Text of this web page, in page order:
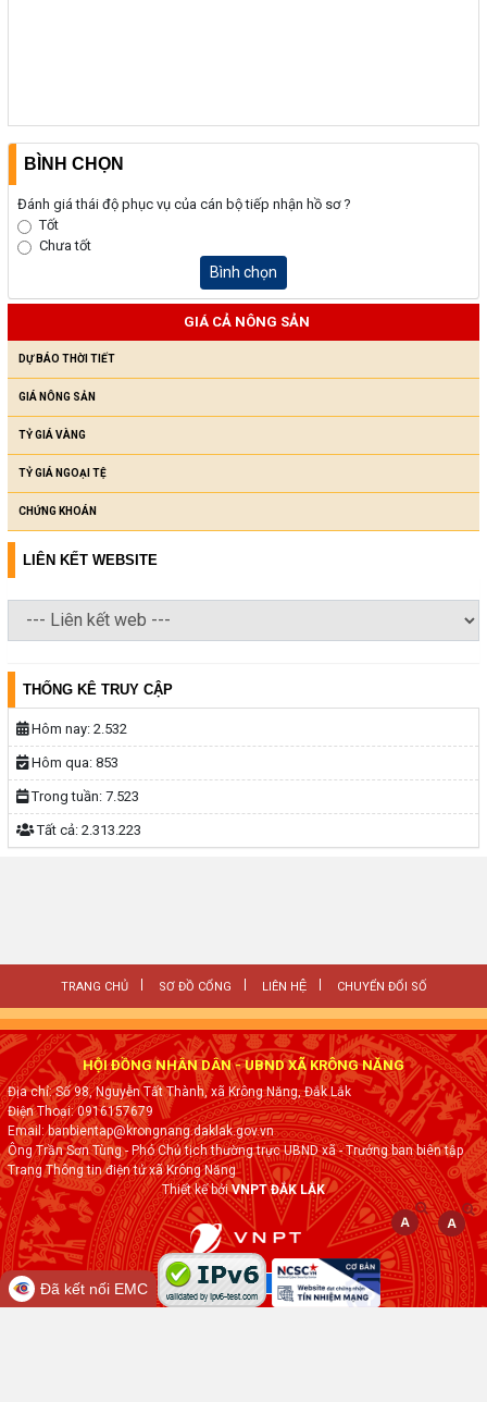
BÌNH CHỌN
Đánh giá thái độ phục vụ của cán bộ tiếp nhận hồ sơ ?
Tốt
Chưa tốt
Bình chọn
GIÁ CẢ NÔNG SẢN
DỰ BÁO THỜI TIẾT
GIÁ NÔNG SẢN
TỶ GIÁ VÀNG
TỶ GIÁ NGOẠI TỆ
CHỨNG KHOÁN
LIÊN KẾT WEBSITE
THỐNG KÊ TRUY CẬP
Hôm nay: 2.532
Hôm qua: 853
Trong tuần: 7.523
Tất cả: 2.313.223
TRANG CHỦ SƠ ĐỒ CỔNG LIÊN HỆ CHUYỂN ĐỔI SỐ
HỘI ĐỒNG NHÂN DÂN - UBND XÃ KRÔNG NĂNG
Địa chỉ: Số 98, Nguyễn Tất Thành, xã Krông Năng, Đắk Lắk
Điện Thoại: 0916157679
Email: banbientap@krongnang.daklak.gov.vn
Ông Trần Sơn Tùng - Phó Chủ tịch thường trực UBND xã - Trưởng ban biên tập
Trang Thông tin điện tử xã Krông Năng
Thiết kế bởiVNPT ĐẮK LẮK
Đã kết nối EMC